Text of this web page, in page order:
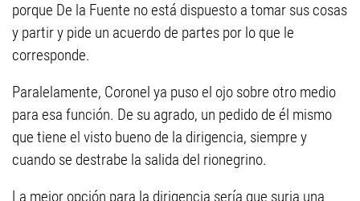
porque De la Fuente no está dispuesto a tomar sus cosas
y partir y pide un acuerdo de partes por lo que le
corresponde.
Paralelamente, Coronel ya puso el ojo sobre otro medio
para esa función. De su agrado, un pedido de él mismo
que tiene el visto bueno de la dirigencia, siempre y
cuando se destrabe la salida del rionegrino.
La mejor opción para la dirigencia sería que surja una